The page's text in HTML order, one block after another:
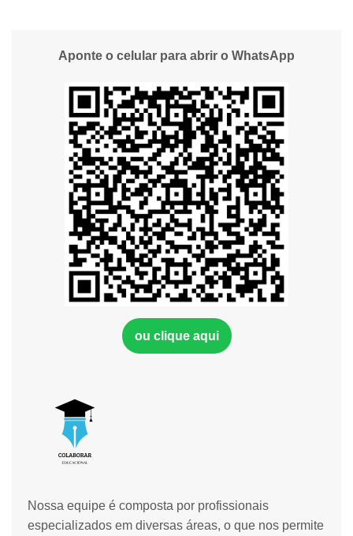
Nossa equipe é composta por profissionais
especializados em diversas áreas, o que nos permite
Aponte o celular para abrir o WhatsApp
ou clique aqui